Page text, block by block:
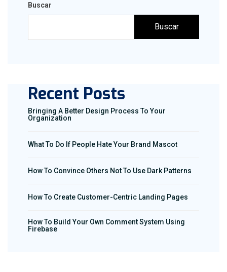
Buscar
Buscar
Recent Posts
Bringing A Better Design Process To Your
Organization
What To Do If People Hate Your Brand Mascot
How To Convince Others Not To Use Dark Patterns
How To Create Customer-Centric Landing Pages
How To Build Your Own Comment System Using
Firebase